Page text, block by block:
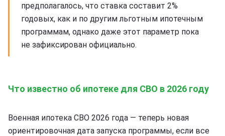
предполагалось, что ставка составит 2%
годовых, как и по другим льготным ипотечным
программам, однако даже этот параметр пока
не зафиксирован официально.
Что известно об ипотеке для СВО в 2026 году
Военная ипотека СВО 2026 года — теперь новая
ориентировочная дата запуска программы, если все